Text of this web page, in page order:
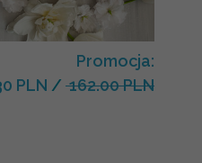
Promocja:
PLN / 162.00 PLN